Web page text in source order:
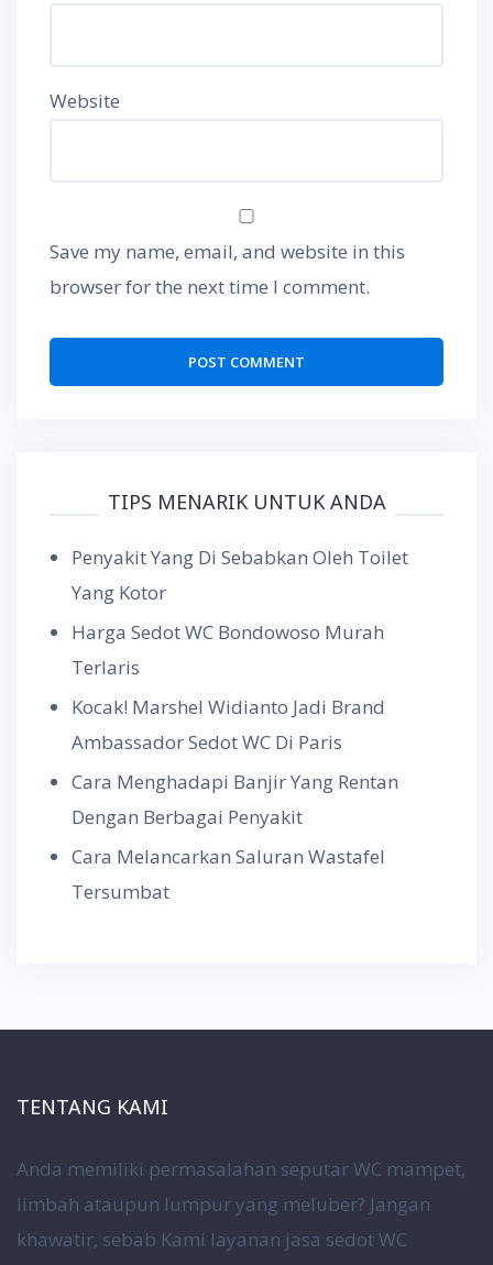
Website
Save my name, email, and website in this
browser for the next time I comment.
TIPS MENARIK UNTUK ANDA
Penyakit Yang Di Sebabkan Oleh Toilet
Yang Kotor
Harga Sedot WC Bondowoso Murah
Terlaris
Kocak! Marshel Widianto Jadi Brand
Ambassador Sedot WC Di Paris
Cara Menghadapi Banjir Yang Rentan
Dengan Berbagai Penyakit
Cara Melancarkan Saluran Wastafel
Tersumbat
TENTANG KAMI
Anda memiliki permasalahan seputar WC mampet,
limbah ataupun lumpur yang meluber? Jangan
khawatir, sebab Kami layanan jasa sedot WC